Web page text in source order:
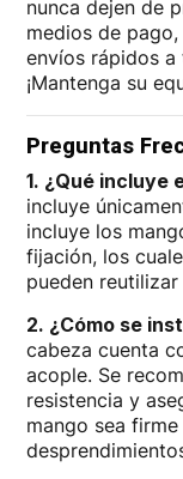
nunca dejen de
medios de
envíos rápidos
¡Mantenga su
Preguntas
1. ¿Qué incluye
incluye
incluye los
fijación, los
pueden
2. ¿Cómo se
cabeza cuenta
acople. Se
resistencia y
mango sea